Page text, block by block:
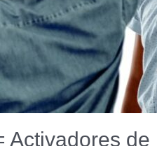
Activadores de